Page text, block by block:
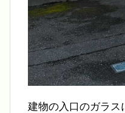
建物の入口のガラス